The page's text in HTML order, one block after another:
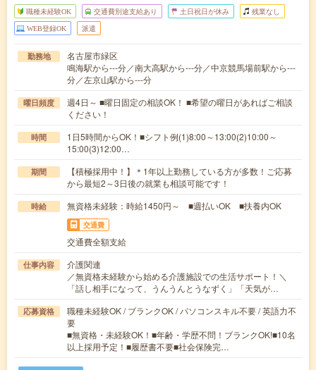
職種未経験OK 交通費別途支給あり 土日祝日が休み 残業なし
WEB登録OK 派遣
勤務地
名古屋市緑区
鳴海駅から---分／南大高駅から---分／中京競馬場前駅から---
分／左京山駅から---分
曜日頻度
週4日～ ■曜日固定の相談OK！ ■希望の曜日があればご相談
ください！
時間
1日5時間からOK！■シフト例(1)8:00～13:00(2)10:00～
15:00(3)12:00…
期間
【積極採用中！】＊1年以上勤務している方が多数！ご応募
から最短2～3日後の就業も相談可能です！
時給 無資格未経験：時給1450円～ ■週払いOK ■扶養内OK
交通費
交通費全額支給
仕事内容
介護関連
／無資格未経験から始める介護施設での生活サポート！＼
「話し相手になって、うんうんとうなずく」「天気が…
応募資格
職種未経験OK / ブランクOK / パソコンスキル不要 / 英語力不
要
■無資格・未経験OK！■年齢・学歴不問！ブランクOK!■10名
以上採用予定！■履歴書不要■社会保険完…